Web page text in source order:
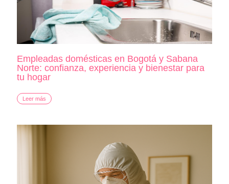
Empleadas domésticas en Bogotá y Sabana
Norte: confianza, experiencia y bienestar para
tu hogar
Leer más